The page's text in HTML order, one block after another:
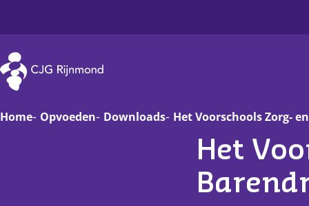
CJG Rijnmond
Home Opvoeden Downloads Het Voorschools Zorg-
Het